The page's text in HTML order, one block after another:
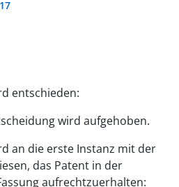
entschieden:
wird aufgehoben.
an die erste Instanz mit der
das Patent in der
aufrechtzuerhalten: